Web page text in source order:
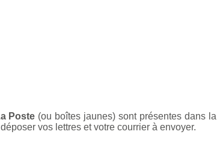
Poste (ou boîtes jaunes) sont présentes dans la
vos lettres et votre courrier à envoyer.